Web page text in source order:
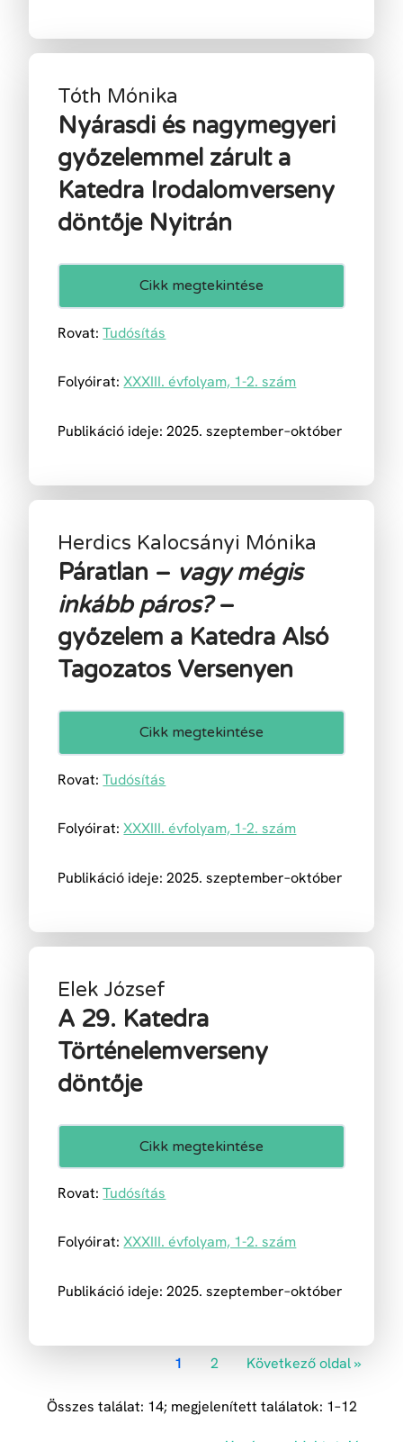
Tóth Mónika
Nyárasdi és nagymegyeri
győzelemmel zárult a
Katedra Irodalomverseny
döntője Nyitrán
Cikk megtekintése
Rovat: Tudósítás
Folyóirat: XXXIII. évfolyam, 1-2. szám
Publikáció ideje: 2025. szeptember–október
Herdics Kalocsányi Mónika
Páratlan – vagy mégis
inkább páros?–
győzelem a Katedra Alsó
Tagozatos Versenyen
Cikk megtekintése
Rovat: Tudósítás
Folyóirat: XXXIII. évfolyam, 1-2. szám
Publikáció ideje: 2025. szeptember–október
Elek József
A 29. Katedra
Történelemverseny
döntője
Cikk megtekintése
Rovat: Tudósítás
Folyóirat: XXXIII. évfolyam, 1-2. szám
Publikáció ideje: 2025. szeptember–október
1 2 Következő oldal »
Összes találat: 14; megjelenített találatok: 1–12